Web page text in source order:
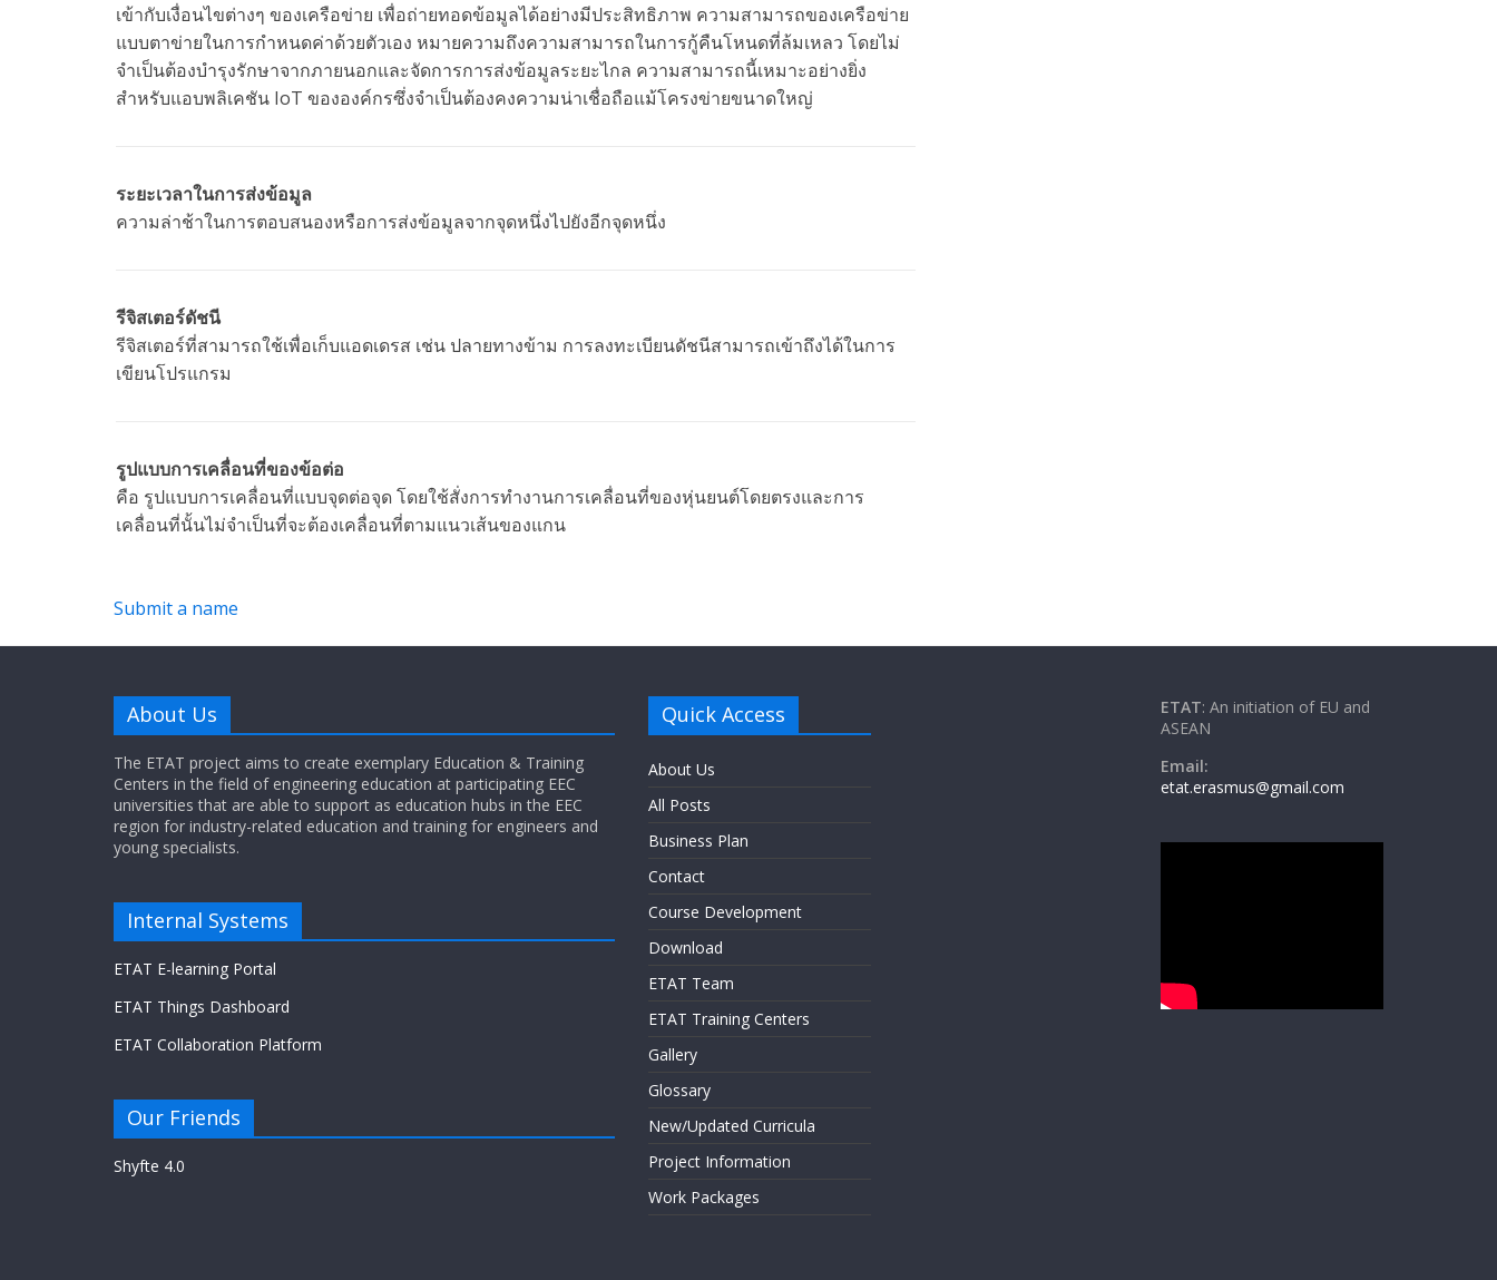
เข้ากับเงื่อนไขต่างๆ ของเครือข่าย เพื่อถ่ายทอดข้อมูลได้อย่างมีประสิทธิภาพ ความสามารถของเครือข่าย
แบบตาข่ายในการกำหนดค่าด้วยตัวเอง หมายความถึงความสามารถในการกู้คืนโหนดที่ล้มเหลว โดยไม่
จำเป็นต้องบำรุงรักษาจากภายนอกและจัดการการส่งข้อมูลระยะไกล ความสามารถนี้เหมาะอย่างยิ่ง
สำหรับแอบพลิเคชัน IoT ขององค์กรซึ่งจำเป็นต้องคงความน่าเชื่อถือแม้โครงข่ายขนาดใหญ่
ระยะเวลาในการส่งข้อมูล
ความล่าช้าในการตอบสนองหรือการส่งข้อมูลจากจุดหนึ่งไปยังอีกจุดหนึ่ง
รีจิสเตอร์ดัชนี
รีจิสเตอร์ที่สามารถใช้เพื่อเก็บแอดเดรส เช่น ปลายทางข้าม การลงทะเบียนดัชนีสามารถเข้าถึงได้ในการ
เขียนโปรแกรม
รูปแบบการเคลื่อนที่ของข้อต่อ
คือ รูปแบบการเคลื่อนที่แบบจุดต่อจุด โดยใช้สั่งการทำงานการเคลื่อนที่ของหุ่นยนต์โดยตรงและการ
เคลื่อนที่นั้นไม่จำเป็นที่จะต้องเคลื่อนที่ตามแนวเส้นของแกน
Submit a name
About Us
The ETAT project aims to create exemplary Education & Training
Centers in the field of engineering education at participating EEC
universities that are able to support as education hubs in the EEC
region for industry-related education and training for engineers and
young specialists.
Internal Systems
ETAT E-learning Portal
ETAT Things Dashboard
ETAT Collaboration Platform
Our Friends
Shyfte 4.0
Quick Access
About Us
All Posts
Business Plan
Contact
Course Development
Download
ETAT Team
ETAT Training Centers
Gallery
Glossary
New/Updated Curricula
Project Information
Work Packages
ETAT: An initiation of EU and
ASEAN
Email:
etat.erasmus@gmail.com